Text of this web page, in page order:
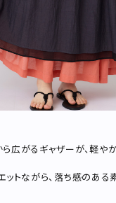
広がるギャザーが、軽や
ットながら、落ち感のある